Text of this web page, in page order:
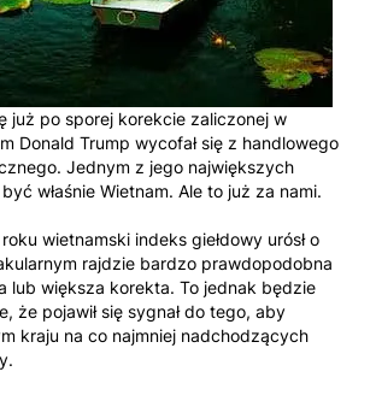
już po sporej korekcie zaliczonej w
Donald Trump wycofał się z handlowego
Jednym z jego największych
właśnie Wietnam. Ale to już za nami.
wietnamski indeks giełdowy urósł o
rajdzie bardzo prawdopodobna
lub większa korekta. To jednak będzie
że pojawił się sygnał do tego, aby
kraju na co najmniej nadchodzących